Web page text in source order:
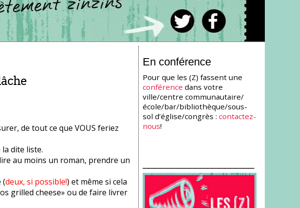
de tout ce que VOUS feriez
dite liste.
au moins un roman, prendre un
(deux, si possible!) et même si cela
grilled cheese» ou de faire livrer
En conférence
Pour que les (Z) fassent une
conférence dans votre
ville/centre communautaire/
école/bar/bibliothèque/sous-
sol d’église/congrès :contactez-
nous!